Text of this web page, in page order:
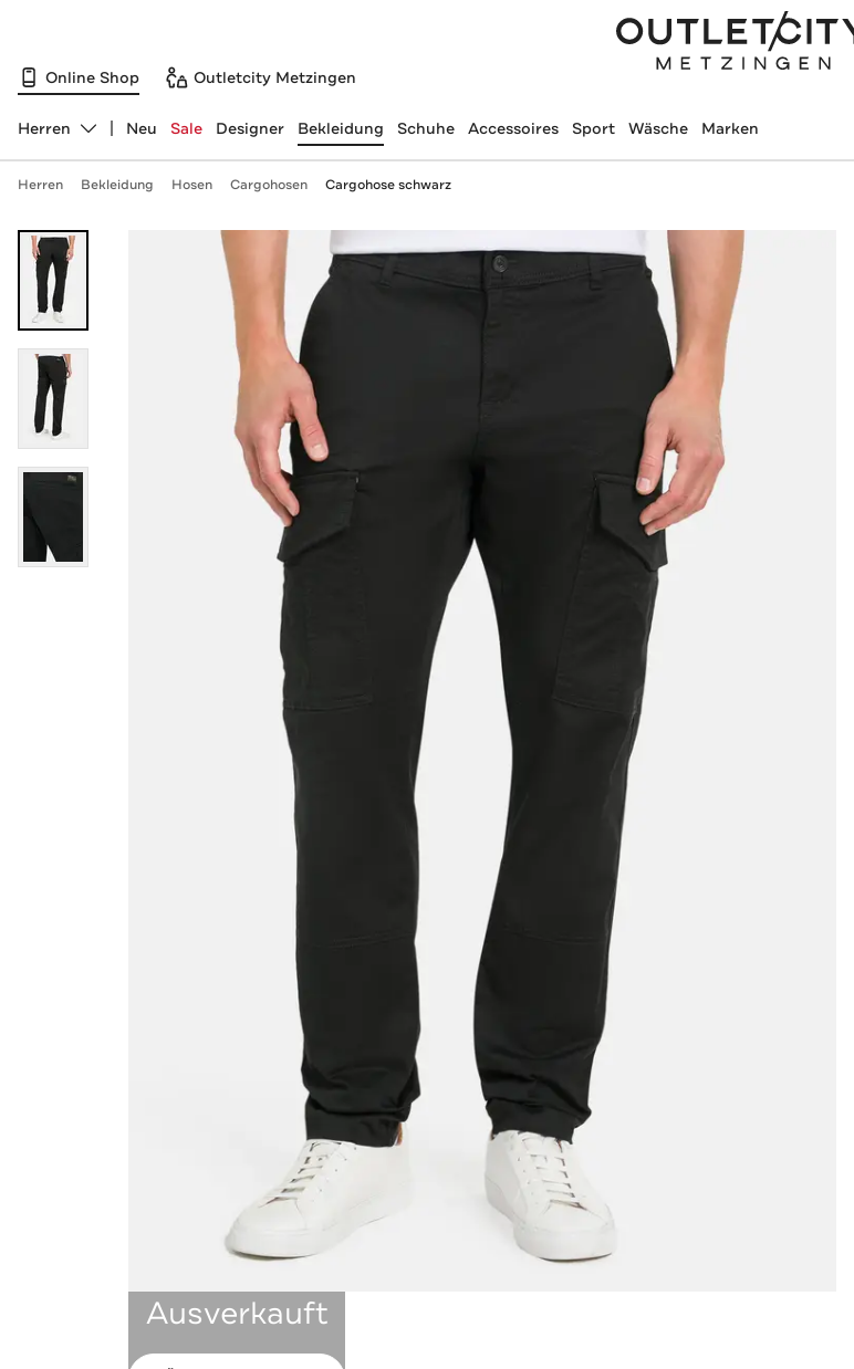
Online Shop Outletcity Metzingen
Abteilung ändern, ausgewählt:
Herren Neu Sale Designer Bekleidung Schuhe Accessoires Sport Wäsche Marken
Herren Bekleidung Hosen Cargohosen Cargohose schwarz
Ausverkauft